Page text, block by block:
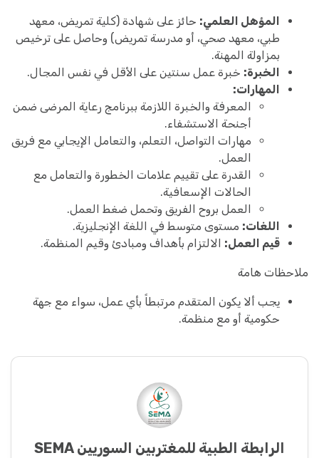
المؤهل العلمي: حائز على شهادة (كلية تمريض، معهد
طبي، معهد صحي، أو مدرسة تمريض) وحاصل على ترخيص
بمزاولة المهنة.
الخبرة: خبرة عمل سنتين على الأقل في نفس المجال.
المهارات:
المعرفة والخبرة اللازمة ببرنامج رعاية المرضى ضمن
أجنحة الاستشفاء.
مهارات التواصل، التعلم، والتعامل الإيجابي مع فريق
العمل.
القدرة على تقييم علامات الخطورة والتعامل مع
الحالات الإسعافية.
العمل بروح الفريق وتحمل ضغط العمل.
اللغات: مستوى متوسط في اللغة الإنجليزية.
قيم العمل: الالتزام بأهداف ومبادئ وقيم المنظمة.
ملاحظات هامة
يجب ألا يكون المتقدم مرتبطاً بأي عمل، سواء مع جهة
حكومية أو مع منظمة.
الرابطة الطبية للمغتربين السوريين SEMA